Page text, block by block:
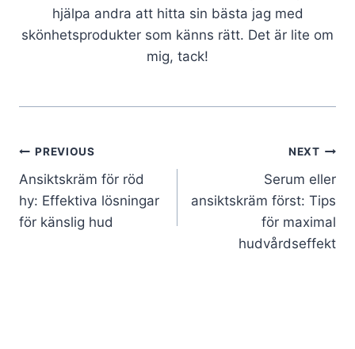
hjälpa andra att hitta sin bästa jag med
skönhetsprodukter som känns rätt. Det är lite om
mig, tack!
Post
navigation
PREVIOUS
Ansiktskräm för röd
hy: Effektiva lösningar
för känslig hud
NEXT
Serum eller
ansiktskräm först: Tips
för maximal
hudvårdseffekt